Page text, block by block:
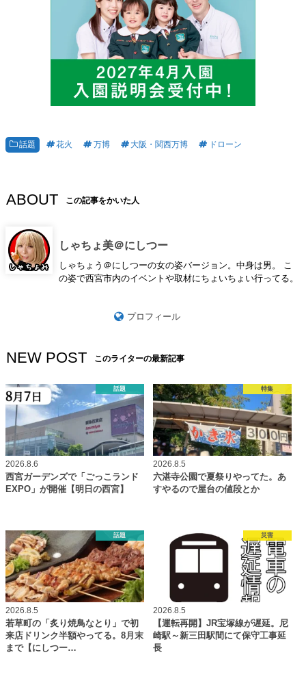
話題 花火 万博 大阪・関西万博 ドローン
ABOUT この記事をかいた人
しゃちょ美＠にしつー
しゃちょう＠にしつーの女の姿バージョン。中身は男。 こ
の姿で西宮市内のイベントや取材にちょいちょい行ってる。
プロフィール
NEW POST このライターの最新記事
話題
2026.8.6
西宮ガーデンズで「ごっこランド
EXPO」が開催【明日の西宮】
特集
2026.8.5
六湛寺公園で夏祭りやってた。あ
すやるので屋台の値段とか
話題
2026.8.5
若草町の「炙り焼鳥なとり」で初
来店ドリンク半額やってる。8月末
まで【にしつー…
災害
2026.8.5
【運転再開】JR宝塚線が遅延。尼
崎駅～新三田駅間にて保守工事延
長